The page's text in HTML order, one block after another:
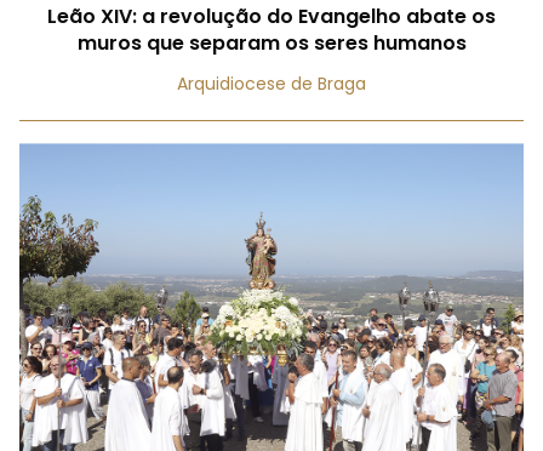
Leão XIV: a revolução do Evangelho abate os
muros que separam os seres humanos
Arquidiocese de Braga